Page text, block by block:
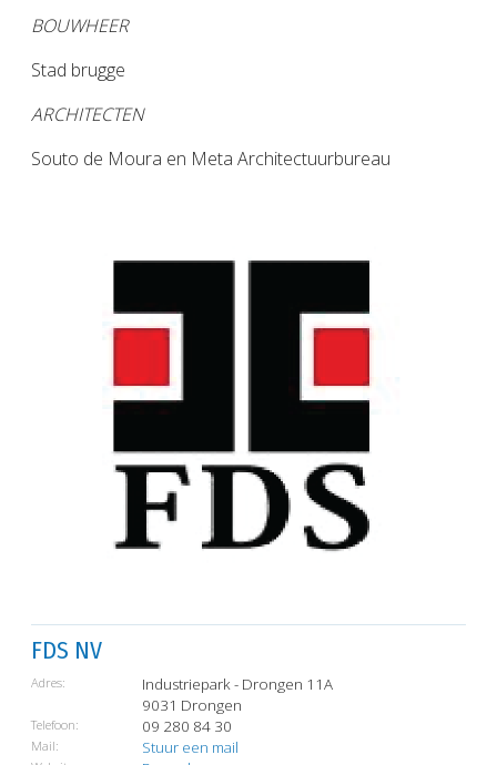
BOUWHEER
Stad brugge
ARCHITECTEN
Souto de Moura en Meta Architectuurbureau
FDS NV
Adres:
Industriepark - Drongen 11A
9031 Drongen
Telefoon: 09 280 84 30
Mail: Stuur een mail